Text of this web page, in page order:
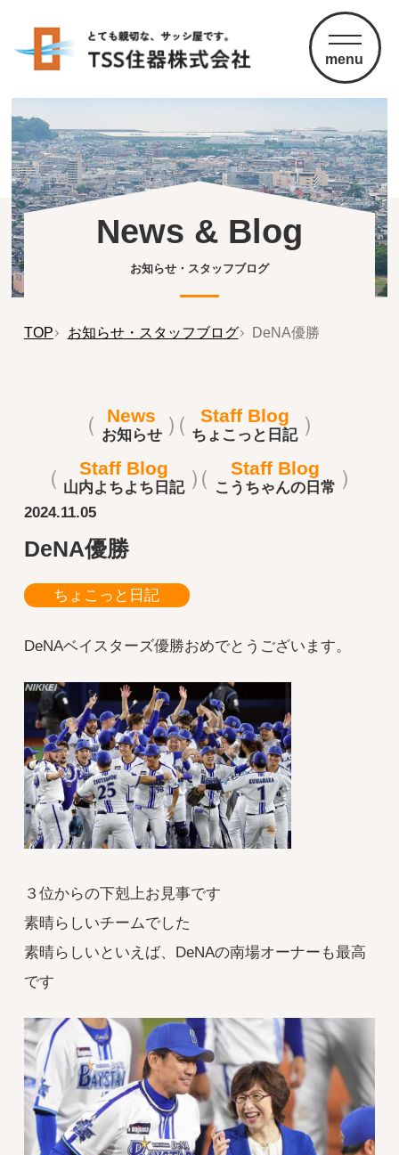
menu
News & Blog
お知らせ・スタッフブログ
TOP お知らせ・スタッフブログ DeNA優勝
News
お知らせ
Staff Blog
ちょこっと日記
Staff Blog
山内よちよち日記
Staff Blog
こうちゃんの日常
2024.11.05
DeNA優勝
ちょこっと日記
DeNAベイスターズ優勝おめでとうございます。
３位からの下剋上お見事です
素晴らしいチームでした
素晴らしいといえば、DeNAの南場オーナーも最高
です